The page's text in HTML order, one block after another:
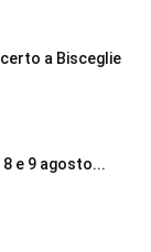
a Bisceglie
8 e 9 agosto...